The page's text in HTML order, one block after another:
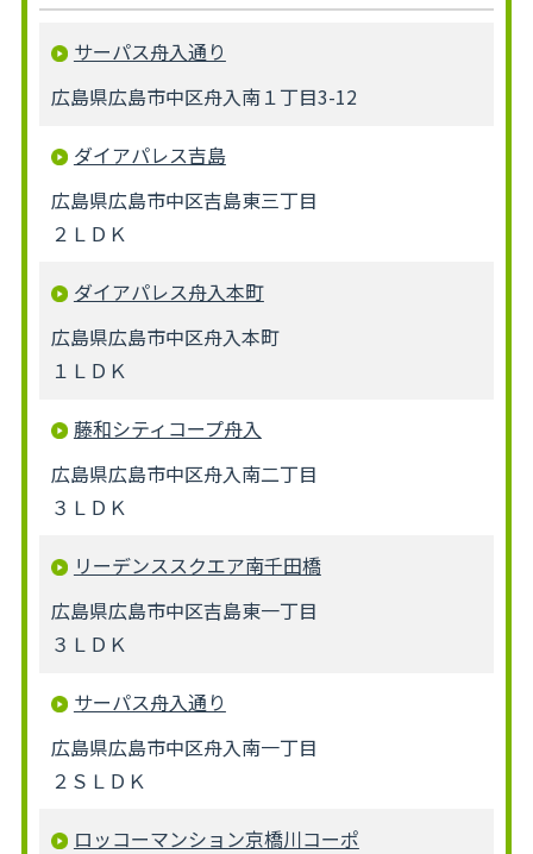
サーパス舟入通り
広島県広島市中区舟入南１丁目3-12
ダイアパレス吉島
広島県広島市中区吉島東三丁目
２ＬＤＫ
ダイアパレス舟入本町
広島県広島市中区舟入本町
１ＬＤＫ
藤和シティコープ舟入
広島県広島市中区舟入南二丁目
３ＬＤＫ
リーデンススクエア南千田橋
広島県広島市中区吉島東一丁目
３ＬＤＫ
サーパス舟入通り
広島県広島市中区舟入南一丁目
２ＳＬＤＫ
ロッコーマンション京橋川コーポ